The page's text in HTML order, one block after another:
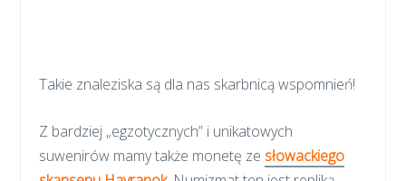
Takie znaleziska są dla nas skarbnicą wspomnień!
Z bardziej „egzotycznych” i unikatowych
suwenirów mamy także monetę ze słowackiego